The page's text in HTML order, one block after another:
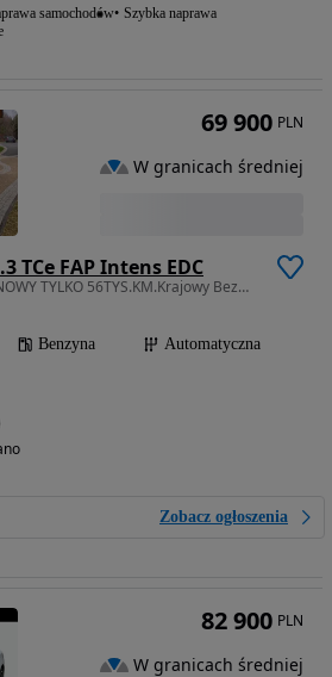
samochodów Szybka naprawa
TCe FAP Intens EDC
1332 cm3 • 140 KM • JAK NOWY TYLKO 56TYS.KM.Krajowy Bezwypadkowy 1Właściciel Serwisowany!
Benzyna
Automatyczna
Zobacz ogłoszenia
69 900 PLN
W granicach średniej
82 900 PLN
W granicach średniej